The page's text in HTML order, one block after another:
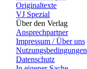
Originaltexte
VJ Spezial
Über den Verlag
Ansprechpartner
Impressum / Über uns
Nutzungsbedingungen
Datenschutz